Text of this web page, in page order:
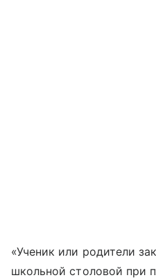
«Ученик или родители
школьной столовой при